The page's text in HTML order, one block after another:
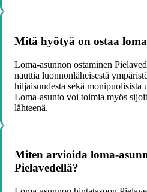
Mitä hyötyä on ostaa
Loma-asunnon ostaminen
nauttia luonnonläheisestä
hiljaisuudesta sekä monipuolisista
Loma-asunto voi toimia myös
lähteenä.
Miten arvioida loma-
Pielavedellä?